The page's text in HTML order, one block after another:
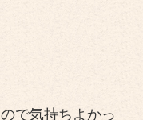
で気持ちよかっ